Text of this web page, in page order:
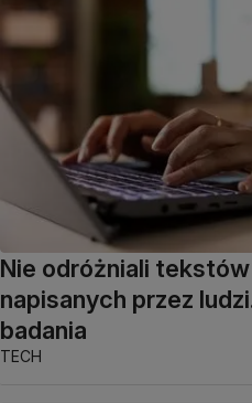
Nie odróżniali
napisanych przez
badania
TECH